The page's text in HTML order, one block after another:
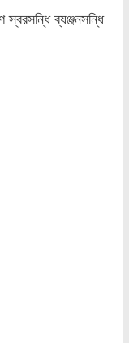
স্বরসন্ধি ব্যঞ্জনসন্ধি